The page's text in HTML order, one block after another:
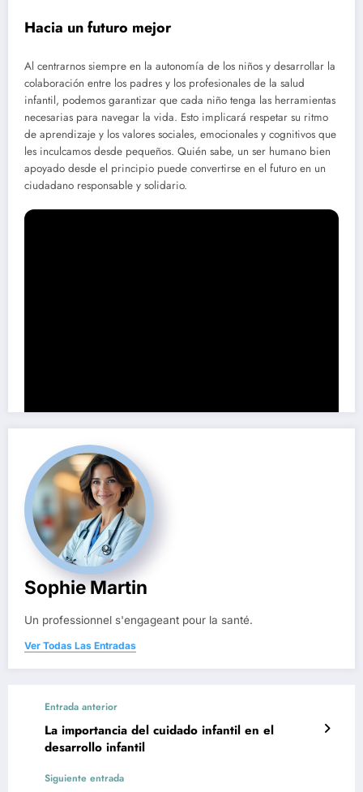
Hacia un futuro mejor
Al centrarnos siempre en la autonomía de los niños y desarrollar la
colaboración entre los padres y los profesionales de la salud
infantil, podemos garantizar que cada niño tenga las herramientas
necesarias para navegar la vida. Esto implicará respetar su ritmo
de aprendizaje y los valores sociales, emocionales y cognitivos que
les inculcamos desde pequeños. Quién sabe, un ser humano bien
apoyado desde el principio puede convertirse en el futuro en un
ciudadano responsable y solidario.
Sophie Martin
Un professionnel s'engageant pour la santé.
Ver Todas Las Entradas
Entrada anterior
La importancia del cuidado infantil en el
desarrollo infantil
Siguiente entrada